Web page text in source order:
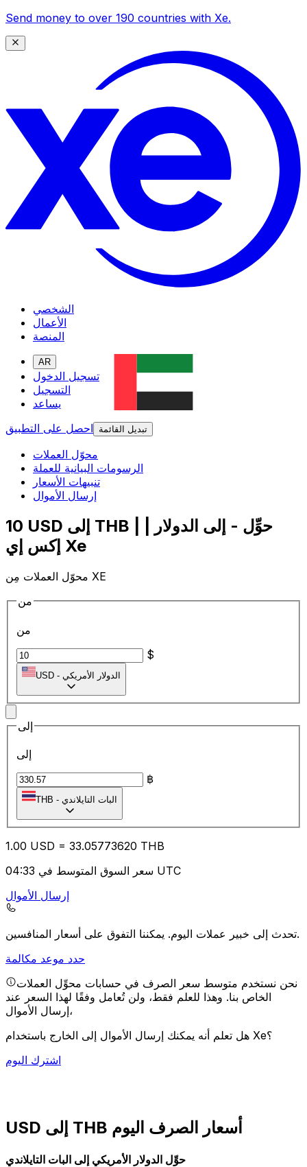
Send money to over 190 countries with Xe.
الشخصي
الأعمال
المنصة
AR
تسجيل الدخول
التسجيل
يساعد
احصل على التطبيق
تبديل القائمة
محوّل العملات
الرسومات البيانية للعملة
تنبيهات الأسعار
إرسال الأموال
10 USD إلى THB | حوِّل - إلى الدولار |
إكس إي Xe
محوّل العملات مِن XE
من
من
$
USD - الدولار الأمريكي
إلى
إلى
฿
THB - البات التايلاندي
1.00 USD = 33.05773620 THB
سعر السوق المتوسط في 04:33 UTC
إرسال الأموال
تحدث إلى خبير عملات اليوم.يمكننا التفوق على أسعار المنافسين.
حدد موعد مكالمة
نحن نستخدم متوسط سعر الصرف في حسابات محوِّل العملات
الخاص بنا. وهذا للعلم فقط، ولن تُعامل وفقًا لهذا السعر عند
إرسال الأموال،
هل تعلم أنه يمكنك إرسال الأموال إلى الخارج باستخدام Xe؟
اشترك اليوم
USD إلى THB أسعار الصرف اليوم
حوِّل الدولار الأمريكي إلى البات التايلاندي